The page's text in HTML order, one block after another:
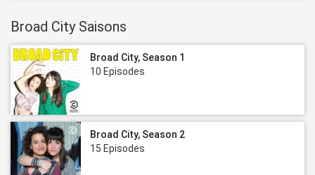
Broad City Saisons
Broad City, Season 1
10 Episodes
Broad City, Season 2
15 Episodes